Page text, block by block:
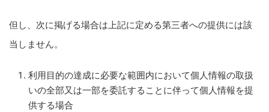
但し、次に掲げる場合は上記に定める第三者への提供には該
当しません。
利用目的の達成に必要な範囲内において個人情報の取扱
いの全部又は一部を委託することに伴って個人情報を提
供する場合